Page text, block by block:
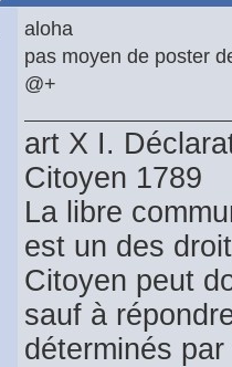
aloha
pas moyen de poster
@+
art X I.
Citoyen 1789
La libre
est un des
Citoyen peut
sauf à
déterminés